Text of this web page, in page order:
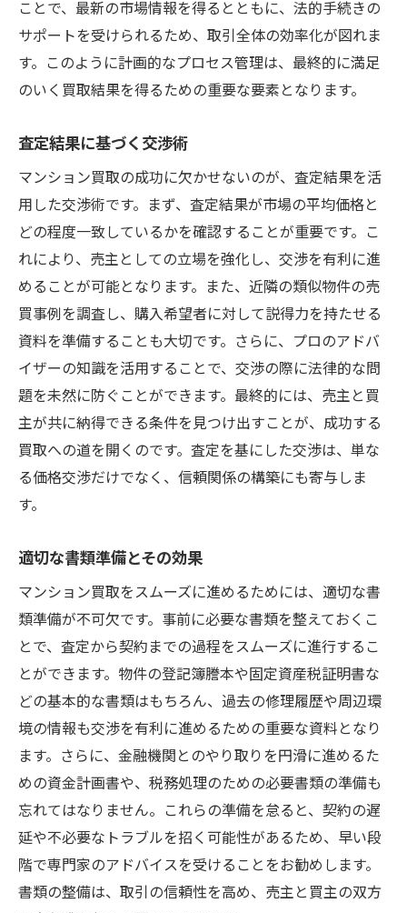
ことで、最新の市場情報を得るとともに、法的手続きの
サポートを受けられるため、取引全体の効率化が図れま
す。このように計画的なプロセス管理は、最終的に満足
のいく買取結果を得るための重要な要素となります。
査定結果に基づく交渉術
マンション買取の成功に欠かせないのが、査定結果を活
用した交渉術です。まず、査定結果が市場の平均価格と
どの程度一致しているかを確認することが重要です。こ
れにより、売主としての立場を強化し、交渉を有利に進
めることが可能となります。また、近隣の類似物件の売
買事例を調査し、購入希望者に対して説得力を持たせる
資料を準備することも大切です。さらに、プロのアドバ
イザーの知識を活用することで、交渉の際に法律的な問
題を未然に防ぐことができます。最終的には、売主と買
主が共に納得できる条件を見つけ出すことが、成功する
買取への道を開くのです。査定を基にした交渉は、単な
る価格交渉だけでなく、信頼関係の構築にも寄与しま
す。
適切な書類準備とその効果
マンション買取をスムーズに進めるためには、適切な書
類準備が不可欠です。事前に必要な書類を整えておくこ
とで、査定から契約までの過程をスムーズに進行するこ
とができます。物件の登記簿謄本や固定資産税証明書な
どの基本的な書類はもちろん、過去の修理履歴や周辺環
境の情報も交渉を有利に進めるための重要な資料となり
ます。さらに、金融機関とのやり取りを円滑に進めるた
めの資金計画書や、税務処理のための必要書類の準備も
忘れてはなりません。これらの準備を怠ると、契約の遅
延や不必要なトラブルを招く可能性があるため、早い段
階で専門家のアドバイスを受けることをお勧めします。
書類の整備は、取引の信頼性を高め、売主と買主の双方